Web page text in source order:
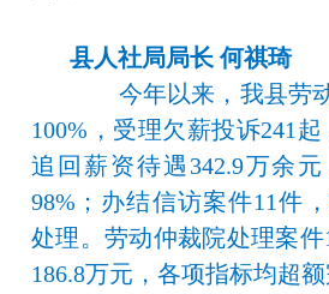
县人社局局长 何祺琦
今年以来，我县劳
100%，受理欠薪投诉241
追回薪资待遇342.9万余
98%；办结信访案件11件
处理。劳动仲裁院处理案
186.8万元，各项指标均超额